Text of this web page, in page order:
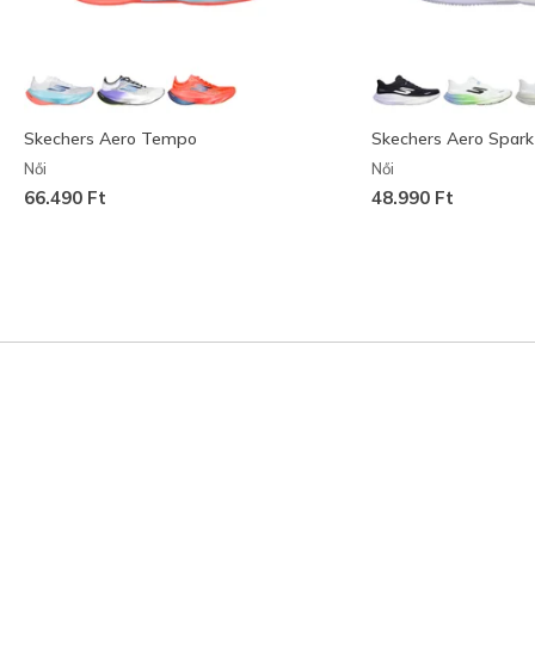
Skechers Aero Tempo
Női
66.490 Ft
Skechers Aero Spark
Női
48.990 Ft